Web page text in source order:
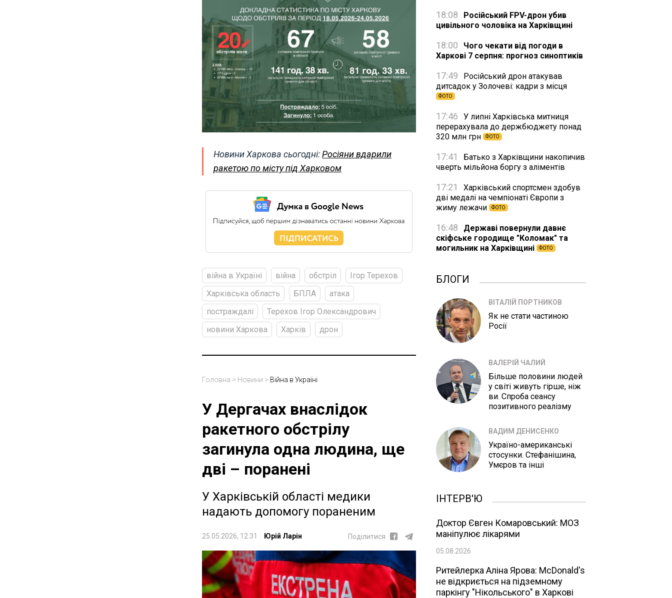
Новини Харкова сьогодні:Росіяни вдарили
ракетою по місту під Харковом
війна в Україні війна обстріл
Ігор Терехов
Харківська область
БПЛА
атака
постраждалі
Терехов Ігор Олександрович
новини Харкова
Харків дрон
Головна > Новини > Війна в Україні
У Дергачах внаслідок
ракетного обстрілу
загинула одна людина, ще
дві – поранені
У Харківській області медики
надають допомогу пораненим
25.05.2026, 12:31 Юрій Ларін Поділитися
18:08
Російський FPV-дрон убив
цивільного чоловіка на Харківщині
18:00
Чого чекати від погоди в
Харкові 7 серпня: прогноз синоптиків
17:49
Російський дрон атакував
дитсадок у Золочеві: кадри з місця
ФОТО
17:46
У липні Харківська митниця
перерахувала до держбюджету понад
320 млн грн
ФОТО
17:41
Батько з Харківщини накопичив
чверть мільйона боргу з аліментів
17:21
Харківський спортсмен здобув
дві медалі на чемпіонаті Європи з
жиму лежачи
ФОТО
16:48
Державі повернули давнє
скіфське городище "Коломак" та
могильник на Харківщині
ФОТО
БЛОГИ
ВІТАЛІЙ ПОРТНИКОВ
Як не стати частиною
Росії
ВАЛЕРІЙ ЧАЛИЙ
Більше половини людей
у світі живуть гірше, ніж
ви. Спроба сеансу
позитивного реалізму
ВАДИМ ДЕНИСЕНКО
Україно-американські
стосунки. Стефанішина,
Умєров та інші
ІНТЕРВ'Ю
Доктор Євген Комаровський: МОЗ
маніпулює лікарями
05.08.2026
Ритейлерка Аліна Ярова: McDonald's
не відкриється на підземному
паркінгу "Нікольського" в Харкові